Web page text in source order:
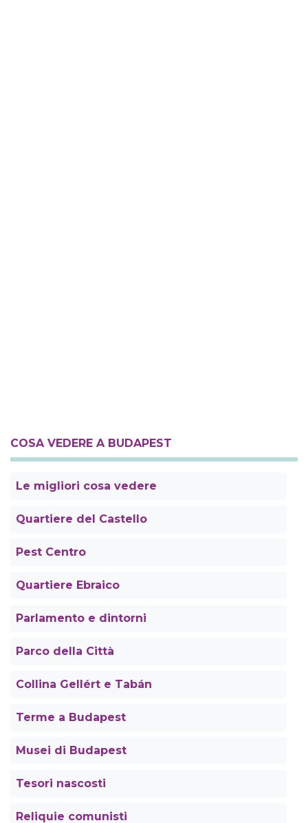
COSA VEDERE A BUDAPEST
Le migliori cosa vedere
Quartiere del Castello
Pest Centro
Quartiere Ebraico
Parlamento e dintorni
Parco della Città
Collina Gellért e Tabán
Terme a Budapest
Musei di Budapest
Tesori nascosti
Reliquie comunisti